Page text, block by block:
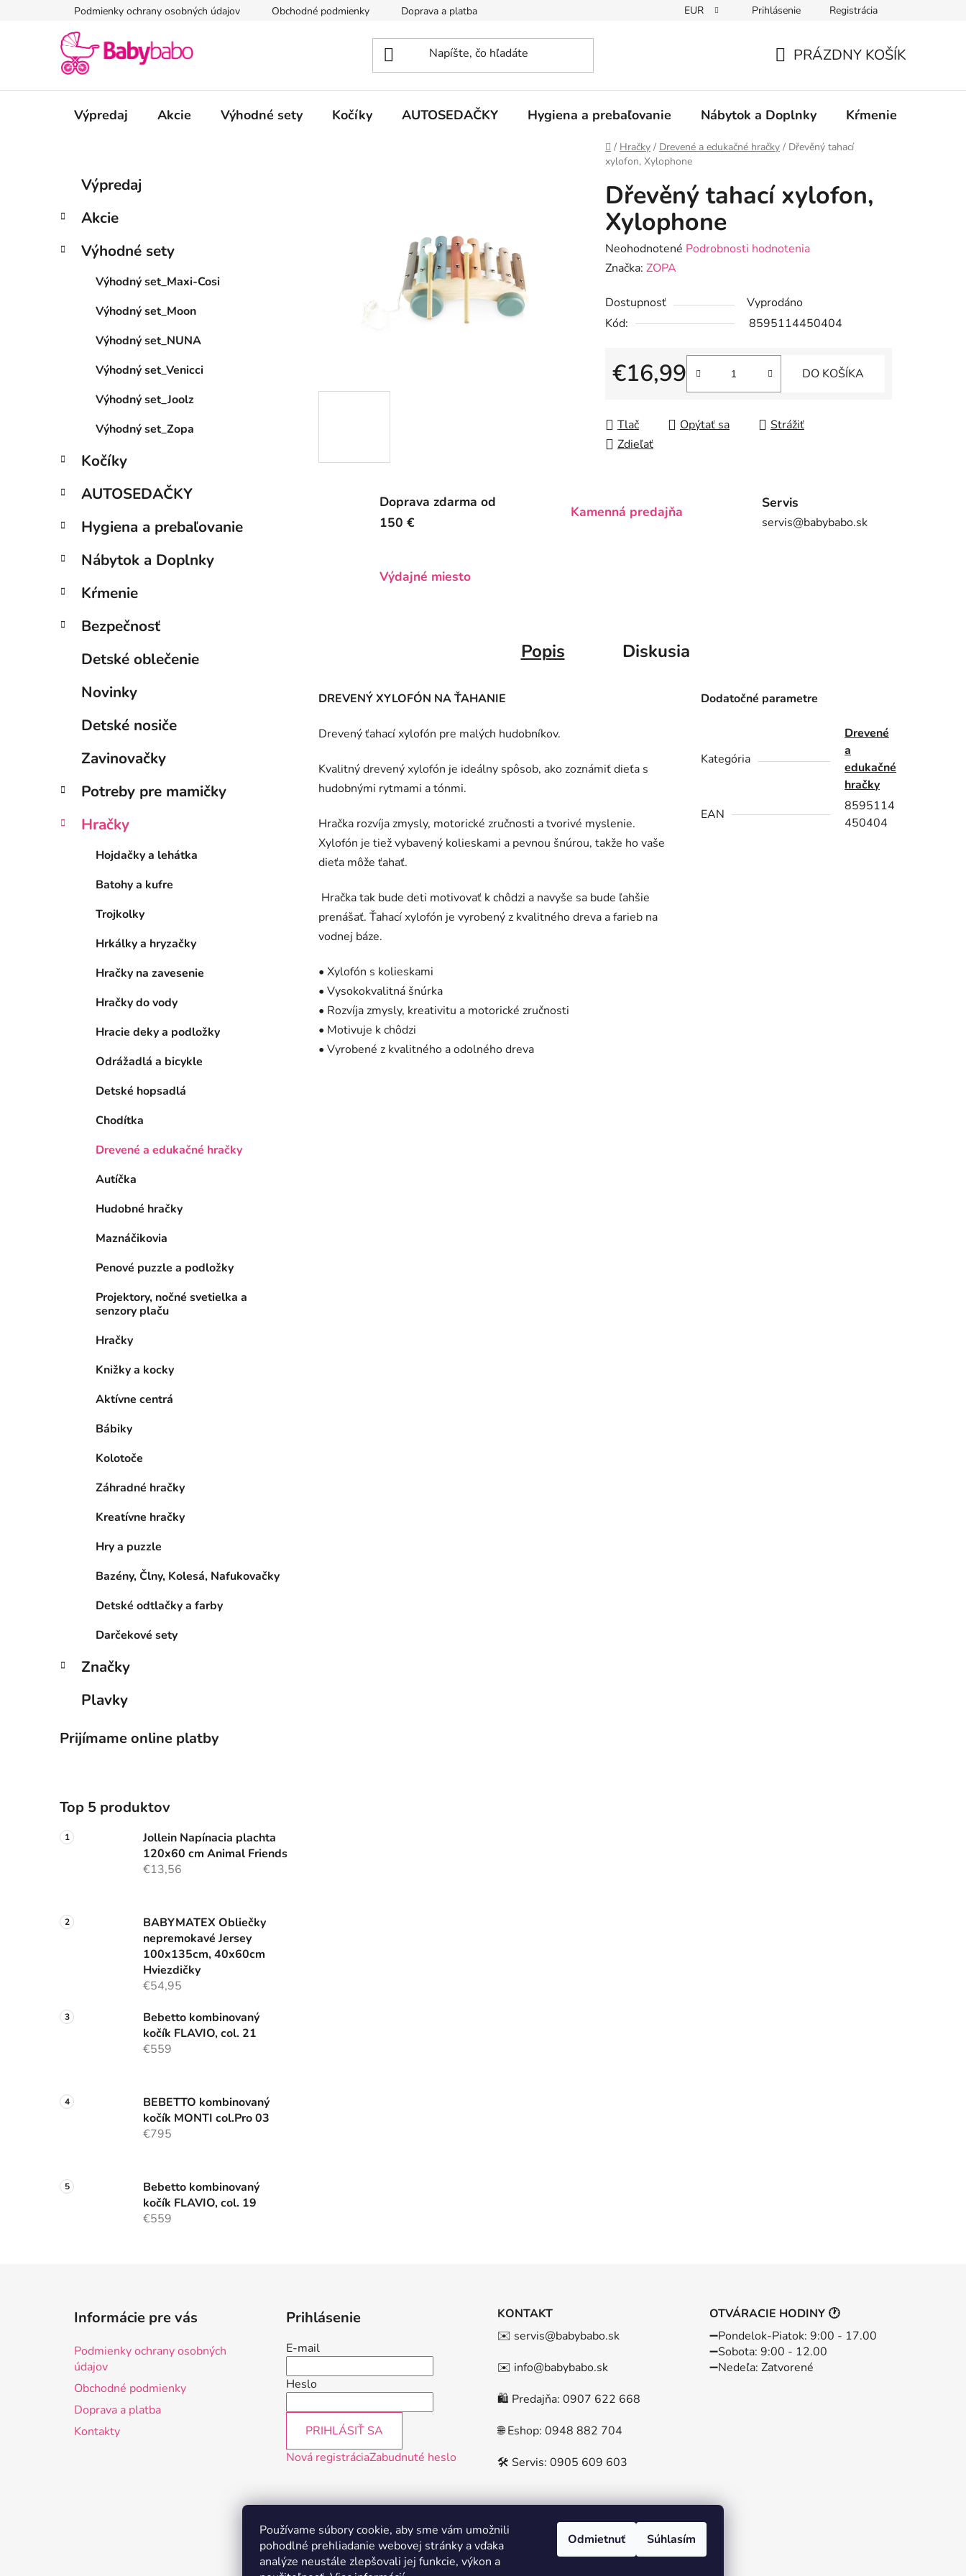
Používame súbory cookie, aby sme vám umožnili
pohodlné prehliadanie webovej stránky a vďaka
analýze neustále zlepšovali jej funkcie, výkon a
Odmietnuť Súhlasím
Podmienky ochrany osobných údajov Obchodné podmienky Doprava a platba EUR Prihlásenie Registrácia
KOŠÍK
PRÁZDNY KOŠÍK
Výpredaj Akcie Výhodné sety Kočíky AUTOSEDAČKY Hygiena a prebaľovanie Nábytok a Doplnky Kŕmenie
Domov
/ Hračky / Drevené a edukačné hračky / Dřevěný tahací
xylofon, Xylophone
č
ý
Preskočiť
kategórie
e
ó
Výpredaj
Akcie
Výhodné sety
Výhodný set_Maxi-Cosi
Výhodný set_Moon
Výhodný set_NUNA
Výhodný set_Venicci
Výhodný set_Joolz
Výhodný set_Zopa
Kočíky
AUTOSEDAČKY
Hygiena a prebaľovanie
Nábytok a Doplnky
Kŕmenie
Bezpečnosť
Detské oblečenie
Novinky
Detské nosiče
Zavinovačky
Potreby pre mamičky
Hračky
Hojdačky a lehátka
Batohy a kufre
Trojkolky
Hrkálky a hryzačky
Hračky na zavesenie
Hračky do vody
Hracie deky a podložky
Odrážadlá a bicykle
Detské hopsadlá
Chodítka
Drevené a edukačné hračky
Autíčka
Hudobné hračky
Maznáčikovia
Penové puzzle a podložky
Projektory, nočné svetielka a
senzory plaču
Hračky
Knižky a kocky
Aktívne centrá
Bábiky
Kolotoče
Záhradné hračky
Kreatívne hračky
Hry a puzzle
Bazény, Člny, Kolesá, Nafukovačky
Detské odtlačky a farby
Darčekové sety
Značky
Plavky
Prijímame online platby
Top 5 produktov
Jollein Napínacia plachta
120x60 cm Animal Friends
€13,56
BABYMATEX Obliečky
nepremokavé Jersey
100x135cm, 40x60cm
Hviezdičky
€54,95
Bebetto kombinovaný
kočík FLAVIO, col. 21
€559
BEBETTO kombinovaný
kočík MONTI col.Pro 03
€795
Bebetto kombinovaný
kočík FLAVIO, col. 19
€559
Dřevěný tahací xylofon,
Xylophone
Priemerné
hodnotenie
je
0,0
hviezdičiek.
Neohodnotené Podrobnosti hodnotenia
Značka: ZOPA
Dostupnosť
Vyprodáno
Kód:
8595114450404
€16,99
Jednotková cena:
DO KOŠÍKA
Tlač Opýtať sa
Strážiť
Zdieľať
Doprava zdarma od
150 €
Kamenná predajňa
Servis
servis@babybabo.sk
Výdajné miesto
Popis Diskusia
DREVENÝ XYLOFÓN NA ŤAHANIE
Drevený ťahací xylofón pre malých hudobníkov.
Kvalitný drevený xylofón je ideálny spôsob, ako zoznámiť dieťa s
hudobnými rytmami a tónmi.
Hračka rozvíja zmysly, motorické zručnosti a tvorivé myslenie.
Xylofón je tiež vybavený kolieskami a pevnou šnúrou, takže ho vaše
dieťa môže ťahať.
Hračka tak bude deti motivovať k chôdzi a navyše sa bude ľahšie
prenášať. Ťahací xylofón je vyrobený z kvalitného dreva a farieb na
vodnej báze.
• Xylofón s kolieskami
• Vysokokvalitná šnúrka
• Rozvíja zmysly, kreativitu a motorické zručnosti
• Motivuje k chôdzi
• Vyrobené z kvalitného a odolného dreva
Dodatočné parametre
Kategória
Drevené
a
edukačné
hračky
EAN
8595114
450404
Informácie pre vás
Podmienky ochrany osobných
údajov
Obchodné podmienky
Doprava a platba
Kontakty
Prihlásenie
E-mail
Heslo
PRIHLÁSIŤ SA
Nová registráciaZabudnuté heslo
KONTAKT
✉️ servis@babybabo.sk
✉️ info@babybabo.sk
🛍️ Predajňa: 0907 622 668
🌐 Eshop: 0948 882 704
🛠️ Servis: 0905 609 603
OTVÁRACIE HODINY 🕐
➖️Pondelok-Piatok: 9:00 - 17.00
➖️Sobota: 9:00 - 12.00
➖️Nedeľa: Zatvorené